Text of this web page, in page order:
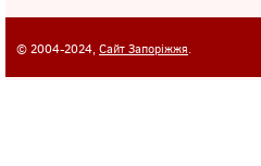
© 2004-2024, Сайт Запоріжжя.